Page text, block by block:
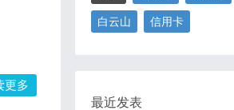
更多
白云山 信用卡
最近发表